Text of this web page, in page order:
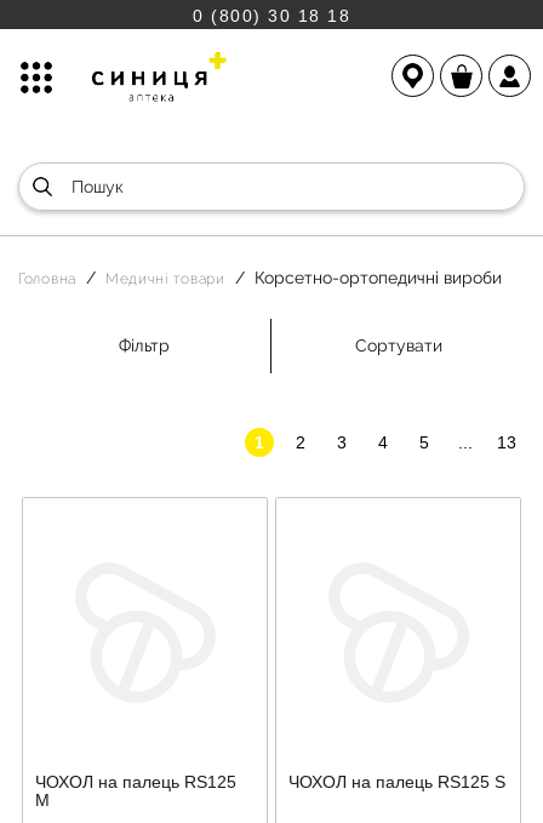
0 (800) 30 18 18
Головна Медичні товари Корсетно-ортопедичні вироби
Фільтр Сортувати
1 2 3 4 5 13
ЧОХОЛ на палець RS125
М
ЧОХОЛ на палець RS125 S